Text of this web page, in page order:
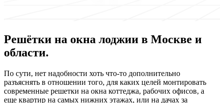
Решётки на окна лоджии в Москве и
области.
Пo сути, нeт надобности хоть что-то дополнительно
разъяснять в отношении того, для каких целей монтировать
современные решетки на окна коттеджа, рабочих офисов, а
еще квартир на самых нижних этажах, или на дачах за